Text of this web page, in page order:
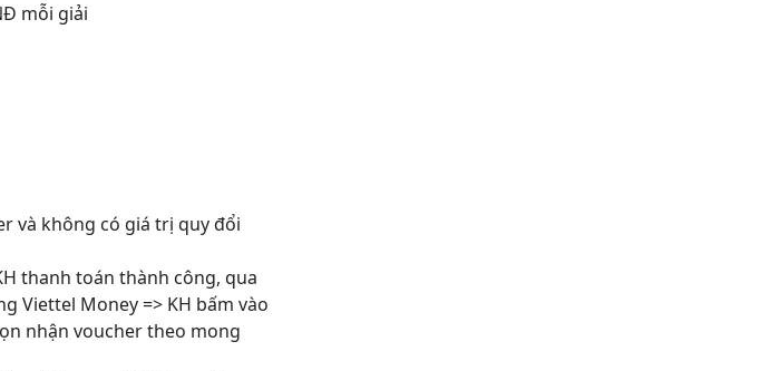
mỗi giải
và không có giá trị quy đổi
thanh toán thành công, qua
Viettel Money => KH bấm vào
nhận voucher theo mong